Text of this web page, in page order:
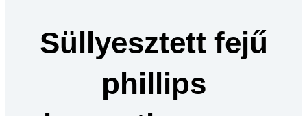
mennyiségSüllyesztett fejű
phillips